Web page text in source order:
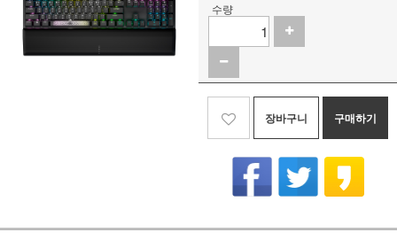
수량
장바구니 구매하기